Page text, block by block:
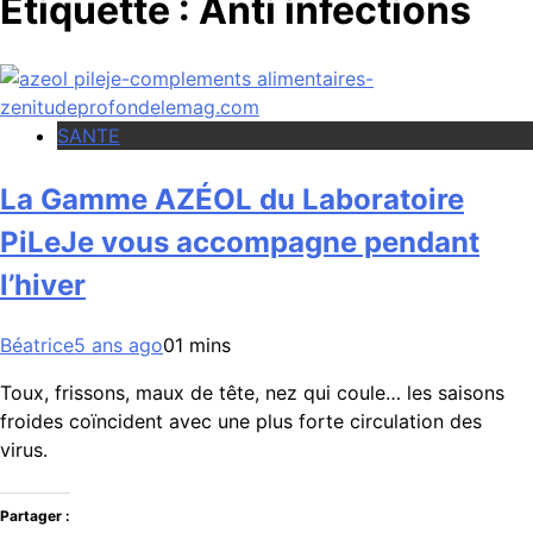
Étiquette : Anti infections
SANTE
La Gamme AZÉOL du Laboratoire
PiLeJe vous accompagne pendant
l’hiver
Béatrice5 ans ago01 mins
Toux, frissons, maux de tête, nez qui coule… les saisons
froides coïncident avec une plus forte circulation des
virus.
Partager :